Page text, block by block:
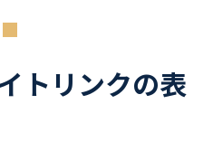
トリンクの表